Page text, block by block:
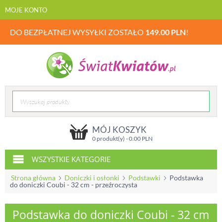
MOJE KONTO
DO BEZPŁATNEJ WYSYŁKI ZOSTAŁO 149.00 PLN!
MÓJ KOSZYK
0 produkt(y) -0.00PLN
WSZYSTKIE KATEGORIE
Strona główna Doniczki i osłonki Podstawki
Podstawka
do doniczki Coubi - 32 cm - przeźroczysta
Podstawka do doniczki Coubi - 32 cm